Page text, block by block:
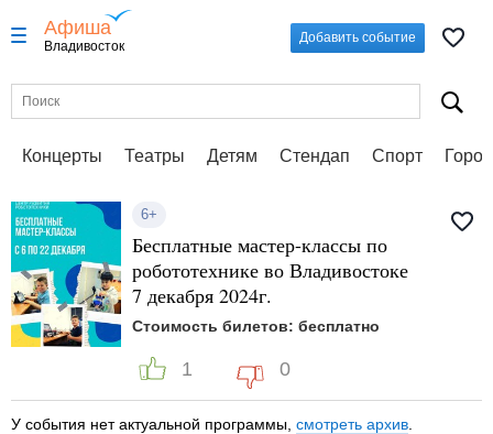
Афиша
Владивосток
Добавить событие
Концерты Театры Детям Стендап Спорт
6+
Бесплатные мастер-классы по
робототехнике во Владивостоке
7 декабря 2024г.
Стоимость билетов: бесплатно
1 0
У события нет актуальной программы, смотреть архив